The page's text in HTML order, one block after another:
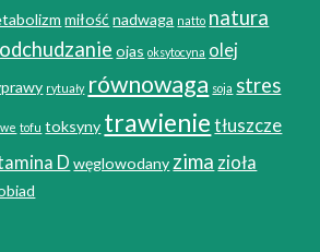
miłość nadwaga natto natura
odchudzanie ojas oksytocyna olej
rytuały równowaga soja stres
tofu toksyny trawienie tłuszcze
D węglowodany zima zioła